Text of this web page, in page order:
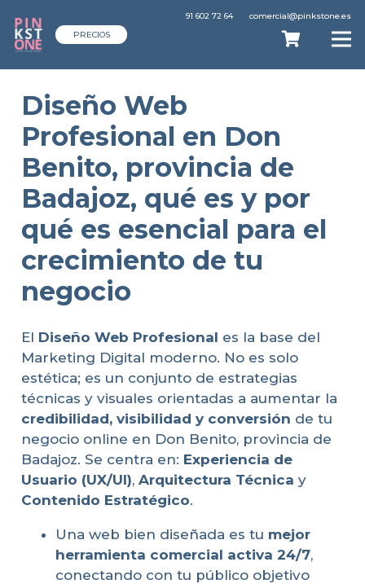
PRECIOS
91 602 72 64 comercial@pinkstone.es
Diseño Web
Profesional en Don
Benito, provincia de
Badajoz, qué es y por
qué es esencial para el
crecimiento de tu
negocio
El Diseño Web Profesional es la base del
Marketing Digital moderno. No es solo
estética; es un conjunto de estrategias
técnicas y visuales orientadas a aumentar la
credibilidad, visibilidad y conversión de tu
negocio online en Don Benito, provincia de
Badajoz. Se centra en: Experiencia de
Usuario (UX/UI), Arquitectura Técnica y
Contenido Estratégico.
Una web bien diseñada es tu mejor
herramienta comercial activa 24/7,
conectando con tu público objetivo